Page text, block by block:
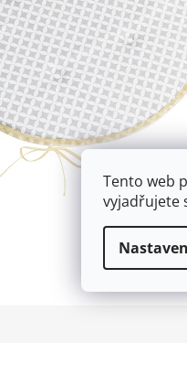
Tento web
vyjadřujete